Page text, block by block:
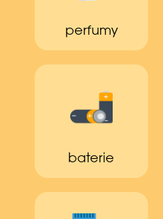
perfumy
baterie